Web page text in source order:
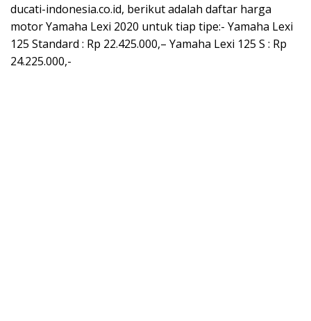
ducati-indonesia.co.id, berikut adalah daftar harga
motor Yamaha Lexi 2020 untuk tiap tipe:- Yamaha Lexi
125 Standard : Rp 22.425.000,– Yamaha Lexi 125 S : Rp
24.225.000,-